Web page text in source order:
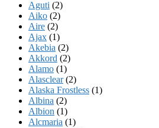
Aguti (2)
Aiko (2)
Aire (2)
Ajax (1)
Akebia (2)
Akkord (2)
Alamo (1)
Alasclear(2)
Alaska Frostless (1)
Albina (2)
Albion (1)
Alcmaria (1)